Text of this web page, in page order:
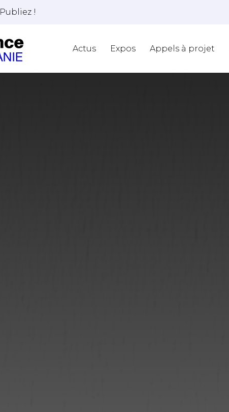
Publiez !
Actus Expos Appels à projet